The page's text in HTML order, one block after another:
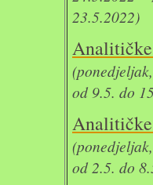
23.5.2022)
od 9.5. do
od 2.5. do